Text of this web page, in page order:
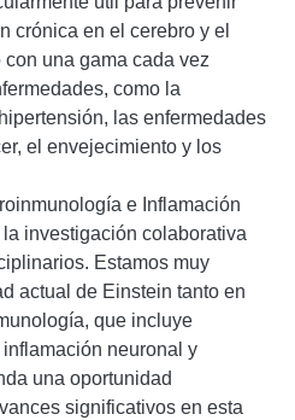
crónica en el cerebro y el
una gama cada vez
como la
las enfermedades
el envejecimiento y los
e Inflamación
investigación colaborativa
Estamos muy
actual de Einstein tanto en
que incluye
neuronal y
una oportunidad
significativos en esta